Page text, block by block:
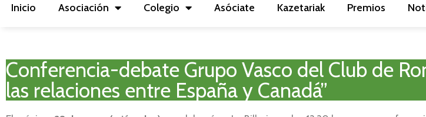
Inicio Asociación Colegio Asóciate Kazetariak Premios
Conferencia-debate Grupo Vasco del Club de
las relaciones entre España y Canadá”